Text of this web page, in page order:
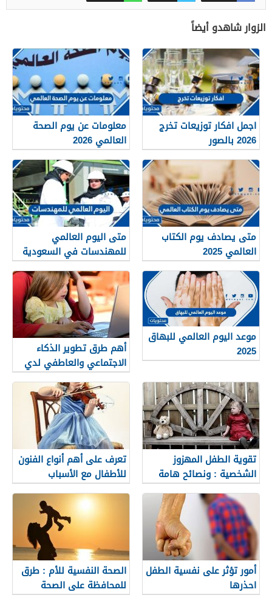
الزوار شاهدو أيضاً
اجمل افكار توزيعات تخرج
2026 بالصور
معلومات عن يوم الصحة
العالمي 2026
متى يصادف يوم الكتاب
العالمي 2025
متى اليوم العالمي
للمهندسات في السعودية
والدول العربية 2025
موعد اليوم العالمي للبهاق
2025
أهم طرق تطوير الذكاء
الاجتماعي والعاطفي لدي
الأطفال
تقوية الطفل المهزوز
الشخصية : ونصائح هامة
ينبغي على الوالدين
معرفتها
تعرف على أهم أنواع الفنون
للأطفال مع الأسباب
أمور تؤثر على نفسية الطفل
احذرها
الصحة النفسية للأم : طرق
للمحافظة على الصحة
النفسية للأم